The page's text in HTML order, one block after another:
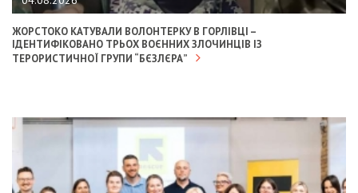
ЖОРСТОКО КАТУВАЛИ ВОЛОНТЕРКУ В ГОРЛІВЦІ –
ІДЕНТИФІКОВАНО ТРЬОХ ВОЄННИХ ЗЛОЧИНЦІВ ІЗ
ТЕРОРИСТИЧНОЇ ГРУПИ “БЄЗЛЄРА”